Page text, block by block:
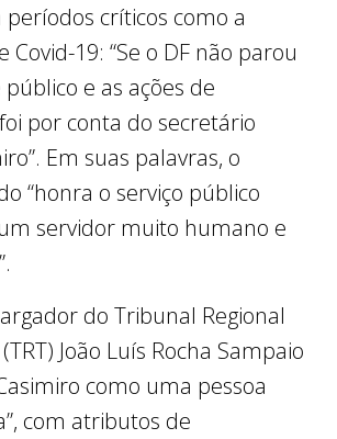
críticos como a
19: “Se o DF não parou
e as ações de
por conta do secretário
Em suas palavras, o
“honra o serviço público
servidor muito humano e
do Tribunal Regional
João Luís Rocha Sampaio
como uma pessoa
com atributos de